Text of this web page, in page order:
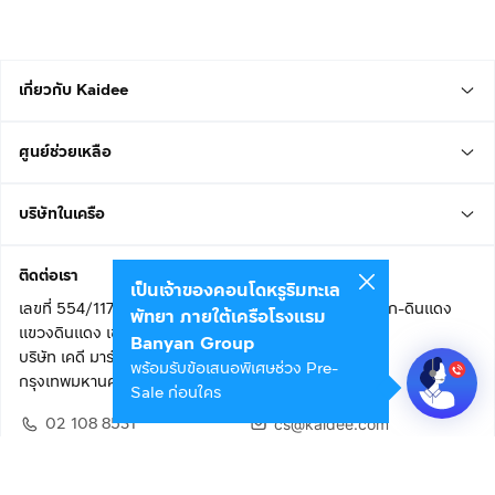
เกี่ยวกับ Kaidee
ศูนย์ช่วยเหลือ
บริษัทในเครือ
ติดต่อเรา
เลขที่ 554/117 อาคารสกายไนน์ เซ็นเตอร์ ชั้น 22 ถนนอโศก-ดินแดง
แขวงดินแดง เขตดินแดง
บริษัท เคดี มาร์เก็ตเพลส จำกัด (สำนักงานใหญ่)
กรุงเทพมหานคร 10400
02 108 8531
cs@kaidee.com
เป็นเจ้าของคอนโดหรูริมทะเล
พัทยา ภายใต้เครือโรงแรม
Banyan Group
พร้อมรับข้อเสนอพิเศษช่วง Pre-
Sale ก่อนใคร